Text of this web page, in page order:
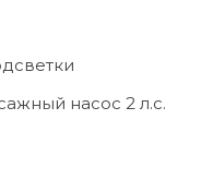
насос 2 л.с.